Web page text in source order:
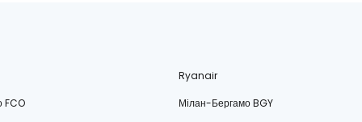
Ryanair
FCO
Мілан-Бергамо BGY